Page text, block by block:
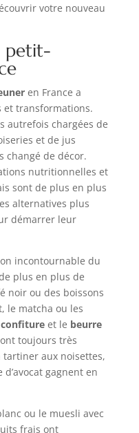
votre nouveau
petit-
en France a
et transformations.
autrefois chargées de
et de jus
changé de décor.
nutritionnelles et
sont de plus en plus
alternatives plus
démarrer leur
incontournable du
plus en plus de
noir ou des boissons
le matcha ou les
confitureet le beurre
toujours très
aux noisettes,
gagnent en
ou le muesli avec
frais ont